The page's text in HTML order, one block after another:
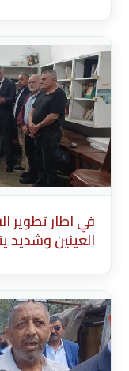
in news
Arabic
0/200 characters
في اطار تطوير
العينين
in news
Arabic
0/200 characters